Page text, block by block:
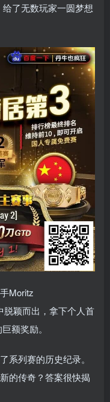
了无数玩家一圆梦想
Moritz
脱颖而出，拿下个人首
额奖励。
系列赛的历史纪录。
的传奇？答案很快揭